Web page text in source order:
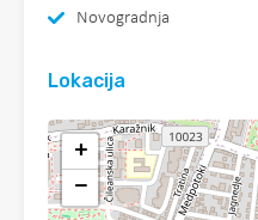
Novogradnja
Lokacija
+
−